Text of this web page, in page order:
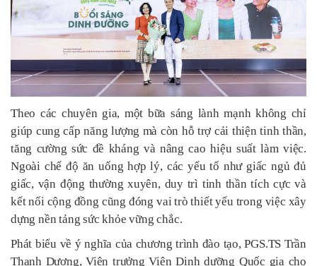
Theo các chuyên gia, một bữa sáng lành mạnh không chỉ
giúp cung cấp năng lượng mà còn hỗ trợ cải thiện tinh thần,
tăng cường sức đề kháng và nâng cao hiệu suất làm việc.
Ngoài chế độ ăn uống hợp lý, các yếu tố như giấc ngủ đủ
giấc, vận động thường xuyên, duy trì tinh thần tích cực và
kết nối cộng đồng cũng đóng vai trò thiết yếu trong việc xây
dựng nền tảng sức khỏe vững chắc.
Phát biểu về ý nghĩa của chương trình đào tạo, PGS.TS Trần
Thanh Dương, Viện trưởng Viện Dinh dưỡng Quốc gia cho